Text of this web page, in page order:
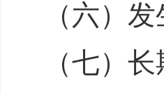
（六）
（七）